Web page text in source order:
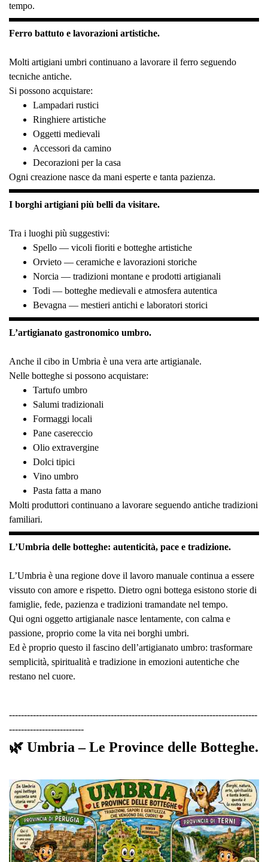
tempo.
Ferro battuto e lavorazioni artistiche.
Molti artigiani umbri continuano a lavorare il ferro seguendo
tecniche antiche.
Si possono acquistare:
Lampadari rustici
Ringhiere artistiche
Oggetti medievali
Accessori da camino
Decorazioni per la casa
Ogni creazione nasce da mani esperte e tanta pazienza.
I borghi artigiani più belli da visitare.
Tra i luoghi più suggestivi:
Spello — vicoli fioriti e botteghe artistiche
Orvieto — ceramiche e lavorazioni storiche
Norcia — tradizioni montane e prodotti artigianali
Todi — botteghe medievali e atmosfera autentica
Bevagna — mestieri antichi e laboratori storici
L’artigianato gastronomico umbro.
Anche il cibo in Umbria è una vera arte artigianale.
Nelle botteghe si possono acquistare:
Tartufo umbro
Salumi tradizionali
Formaggi locali
Pane casereccio
Olio extravergine
Dolci tipici
Vino umbro
Pasta fatta a mano
Molti produttori continuano a lavorare seguendo antiche tradizioni
familiari.
L’Umbria delle botteghe: autenticità, pace e tradizione.
L’Umbria è una regione dove il lavoro manuale continua a essere
vissuto con amore e rispetto. Dietro ogni bottega esistono storie di
famiglie, fede, pazienza e tradizioni tramandate nel tempo.
Qui ogni oggetto artigianale nasce lentamente, con calma e
passione, proprio come la vita nei borghi umbri.
Ed è proprio questo il fascino dell’artigianato umbro: trasformare
semplicità, spiritualità e tradizione in emozioni autentiche che
restano nel cuore.
-----------------------------------------------------------------------------------
-------------------------
🌿 Umbria – Le Province delle Botteghe.